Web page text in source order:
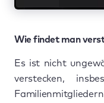
Wie findet man
Es ist nicht
verstecken,